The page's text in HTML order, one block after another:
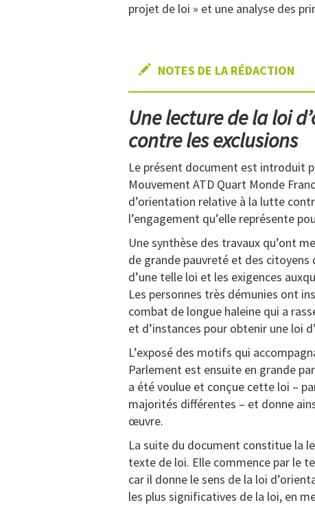
projet de loi » et une analyse des
NOTES DE LA RÉDACTION
Une lecture de la loi
contre les exclusions
Le présent document est introduit
Mouvement ATD Quart Monde
d’orientation relative à la lutte
l’engagement qu’elle représente
Une synthèse des travaux qu’ont
de grande pauvreté et des citoyens
d’une telle loi et les exigences
Les personnes très démunies ont
combat de longue haleine qui a
et d’instances pour obtenir une loi
L’exposé des motifs qui
Parlement est ensuite en grande
a été voulue et conçue cette loi –
majorités différentes – et donne
œuvre.
La suite du document constitue la
texte de loi. Elle commence par le
car il donne le sens de la loi
les plus significatives de la loi, en